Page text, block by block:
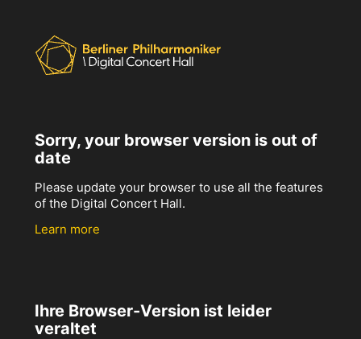
Sorry, your browser version is out of
date
Please update your browser to use all the features
of the Digital Concert Hall.
Learn more
Ihre Browser-Version ist leider
veraltet